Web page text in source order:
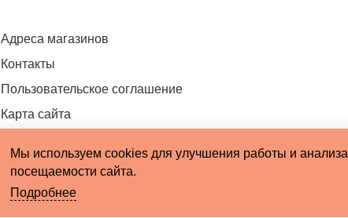
Адреса магазинов
Контакты
Пользовательское соглашение
Карта сайта
Мы используем cookies для улучшения работы и анализа
посещаемости сайта.
Подробнее